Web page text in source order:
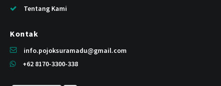
Tentang Kami
Kontak
info.pojoksuramadu@gmail.com
+62 8170-3300-338